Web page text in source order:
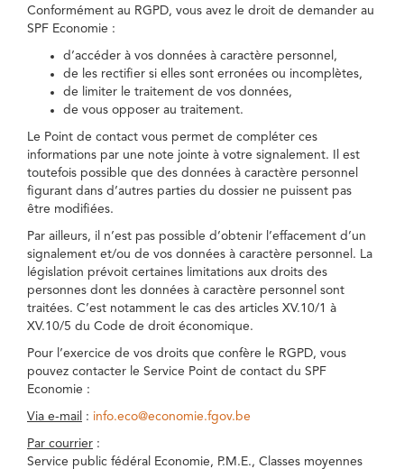
Conformément au RGPD, vous avez le droit de demander au
SPF Economie :
d’accéder à vos données à caractère personnel,
de les rectifier si elles sont erronées ou incomplètes,
de limiter le traitement de vos données,
de vous opposer au traitement.
Le Point de contact vous permet de compléter ces
informations par une note jointe à votre signalement. Il est
toutefois possible que des données à caractère personnel
figurant dans d’autres parties du dossier ne puissent pas
être modifiées.
Par ailleurs, il n’est pas possible d’obtenir l’effacement d’un
signalement et/ou de vos données à caractère personnel. La
législation prévoit certaines limitations aux droits des
personnes dont les données à caractère personnel sont
traitées. C’est notamment le cas des articles XV.10/1 à
XV.10/5 du Code de droit économique.
Pour l’exercice de vos droits que confère le RGPD, vous
pouvez contacter le Service Point de contact du SPF
Economie :
Via e-mail : info.eco@economie.fgov.be
Par courrier :
Service public fédéral Economie, P.M.E., Classes moyennes